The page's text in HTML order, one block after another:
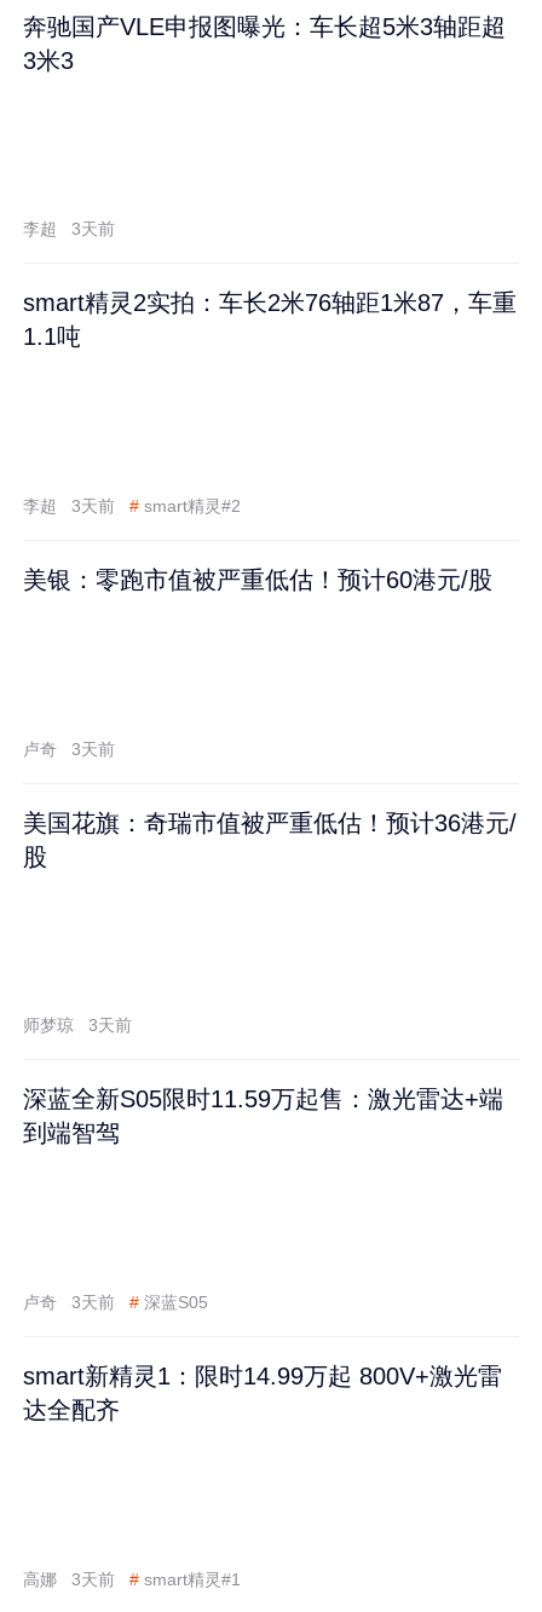
奔驰国产VLE申报图曝光：车长超5米3轴距超
3米3
李超 3天前
smart精灵2实拍：车长2米76轴距1米87，车重
1.1吨
李超 3天前 # smart精灵#2
美银：零跑市值被严重低估！预计60港元/股
卢奇 3天前
美国花旗：奇瑞市值被严重低估！预计36港元/
股
师梦琼 3天前
深蓝全新S05限时11.59万起售：激光雷达+端
到端智驾
卢奇 3天前 # 深蓝S05
smart新精灵1：限时14.99万起 800V+激光雷
达全配齐
高娜 3天前 # smart精灵#1